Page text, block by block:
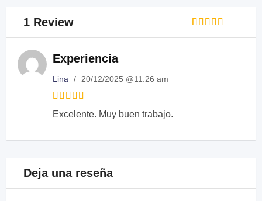
1 Review
Rated5
1
Experiencia
Lina / 20/12/2025 @11:26 am
Rated
out of 5
Excelente. Muy buen trabajo.
Deja una reseña